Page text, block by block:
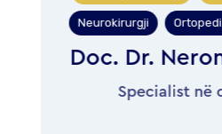
Neurokirurgji ,
Doc. Dr.
Specialist në